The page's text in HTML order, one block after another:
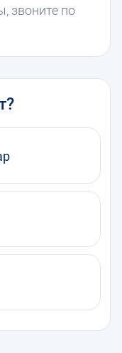
звоните по